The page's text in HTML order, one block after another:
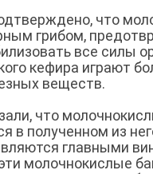
что
грибом,
все силы
кефира играют
веществ.
что
в полученном из
главными
молочнокислые